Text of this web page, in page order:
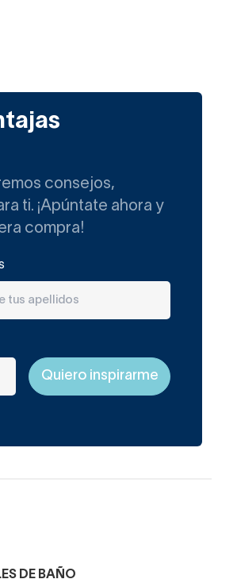
consejos,
ti. ¡Apúntate ahora y
compra!
DE BAÑO